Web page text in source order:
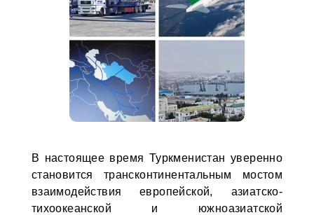
В настоящее время Туркменистан уверенно
становится трансконтинентальным мостом
взаимодействия европейской, азиатско-
тихоокеанской и южноазиатской